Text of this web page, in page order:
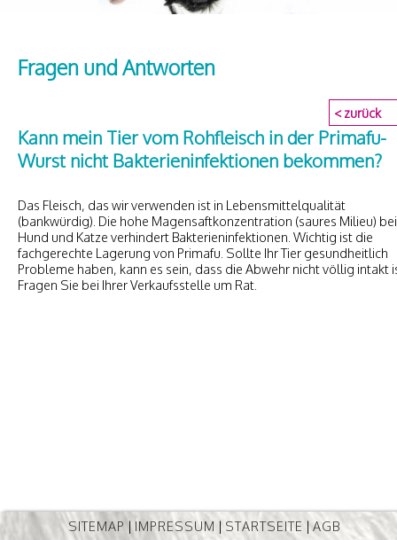
Fragen und Antworten
< zurück
Kann mein Tier vom Rohfleisch in der Primafu-
Wurst nicht Bakterieninfektionen bekommen?
Das Fleisch, das wir verwenden ist in Lebensmittelqualität
(bankwürdig). Die hohe Magensaftkonzentration (saures Milieu) bei
Hund und Katze verhindert Bakterieninfektionen. Wichtig ist die
fachgerechte Lagerung von Primafu. Sollte Ihr Tier gesundheitlich
Probleme haben, kann es sein, dass die Abwehr nicht völlig intakt
Fragen Sie bei Ihrer Verkaufsstelle um Rat.
SITEMAP | IMPRESSUM | STARTSEITE |AGB